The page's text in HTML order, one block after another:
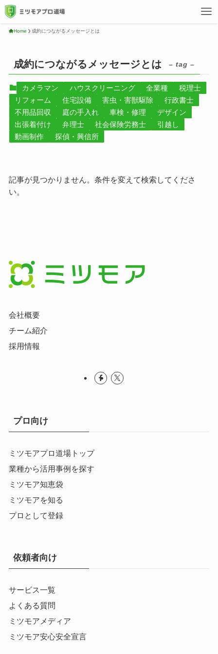
Home 成約につながるメッセージとは
成約につながるメッセージとは – tag –
カメラマン ハウスクリーニング 全業種
税理士
リフォーム
住宅設備 害虫・害獣駆除
行政書士
不用品回収
庭の手入れ 車検・修理
デザイン
出張着付け
弁理士 社会保険労務士
引越し
動画制作
探偵・興信所
記事が見つかりません。条件を変えて検索してくださ
い。
会社概要
チーム紹介
採用情報
プロ向け
ミツモアプロ道場トップ
業種から活用事例を探す
ミツモア知恵袋
ミツモアを知る
プロとして登録
依頼者向け
サービス一覧
よくある質問
ミツモアメディア
ミツモア安心安全宣言